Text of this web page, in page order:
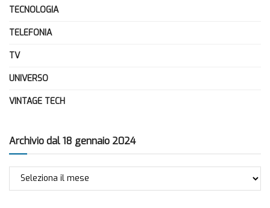
TECNOLOGIA
TELEFONIA
TV
UNIVERSO
VINTAGE TECH
Archivio dal 18 gennaio 2024
Archivio